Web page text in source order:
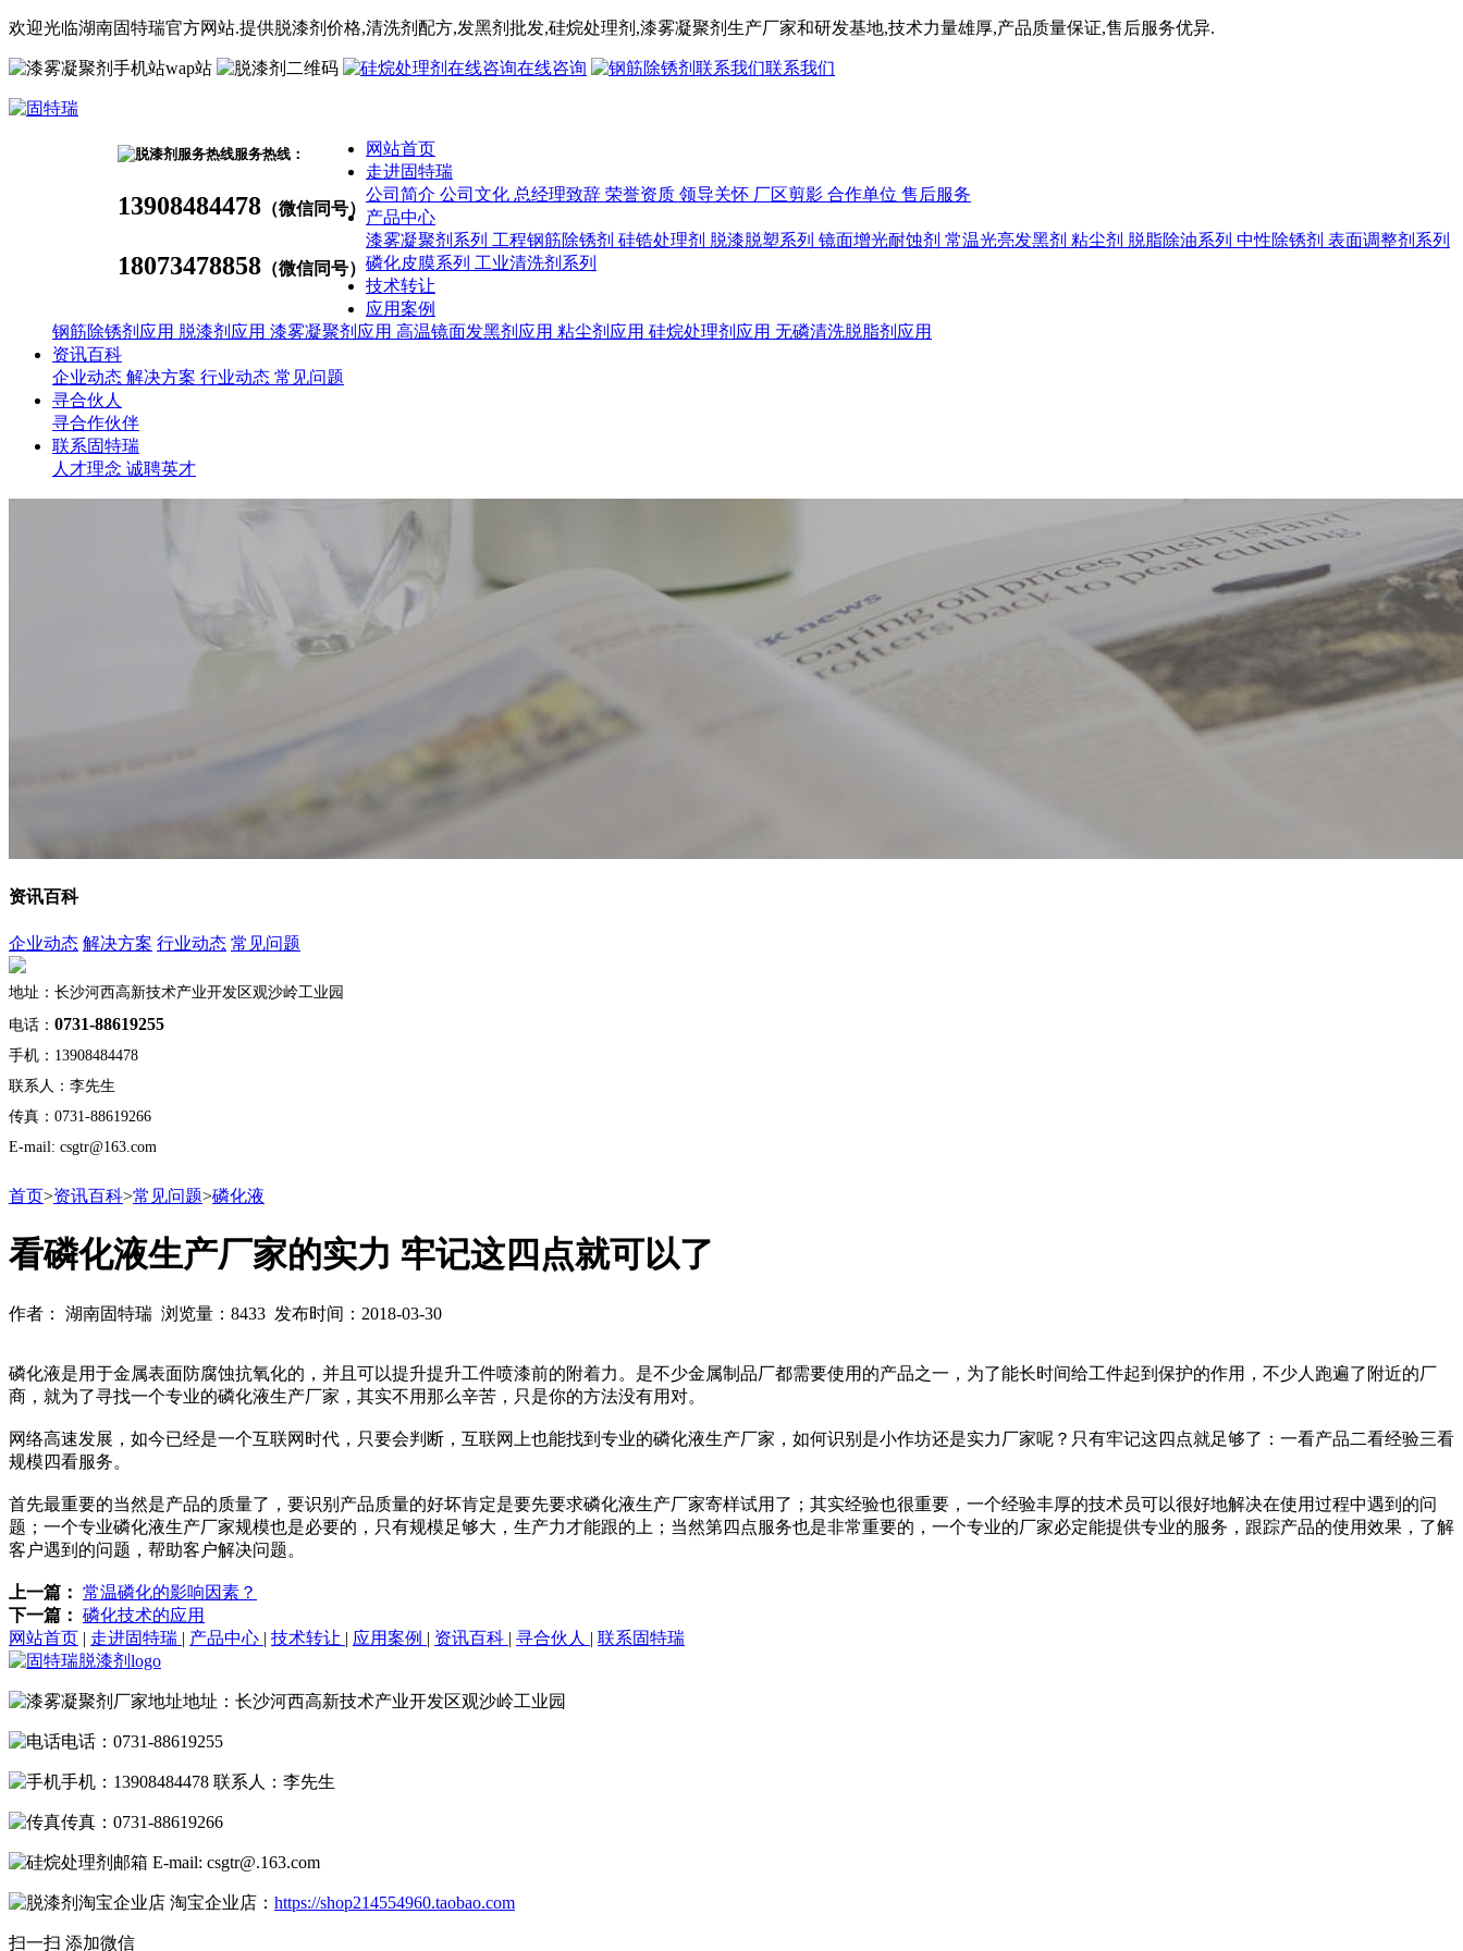
欢迎光临湖南固特瑞官方网站.提供脱漆剂价格,清洗剂 配方,发黑剂 批发,硅烷处理剂 ,漆雾凝聚剂 生产厂家和研发基地,技术力量雄厚,产品质量保证,售后服务优异.
wap站 在线咨询 联系我们
服务热线：
13908484478 （微信同号）
18073478858 （微信同号）
网站首页
走进固特瑞
公司简介 公司文化 总经理致辞 荣誉资质 领导关怀 厂区剪影 合作单位 售后服务
产品中心
漆雾凝聚剂系列 工程钢筋除锈剂 硅锆处理剂 脱漆脱塑系列 镜面增光耐蚀剂 常温光亮发黑剂 粘尘剂 脱脂除油系列 中性除锈剂 表面调整剂系列
磷化皮膜系列 工业清洗剂系列
技术转让
应用案例
钢筋除锈剂应用 脱漆剂应用 漆雾凝聚剂应用 高温镜面发黑剂应用 粘尘剂应用 硅烷处理剂应用 无磷清洗脱脂剂应用
资讯百科
企业动态 解决方案 行业动态 常见问题
寻合伙人
寻合作伙伴
联系固特瑞
人才理念 诚聘英才
资讯百科
企业动态 解决方案 行业动态 常见问题
地址：长沙河西高新技术产业开发区观沙岭工业园
电话： 0731-88619255
手机：13908484478
联系人：李先生
传真：0731-88619266
E-mail: csgtr@163.com
首页>资讯百科>常见问题>磷化液
看磷化液生产厂家的实力 牢记这四点就可以了
作者： 湖南固特瑞 浏览量：8433 发布时间：2018-03-30
磷化液是用于金属表面防腐蚀抗氧化的，并且可以提升提升工件喷漆前的附着力。是不少金属制品厂都需要使用的产品之一，为了能长时间给工件起到保护的作用，不少人跑遍了附近的厂
商，就为了寻找一个专业的磷化液生产厂家，其实不用那么辛苦，只是你的方法没有用对。
网络高速发展，如今已经是一个互联网时代，只要会判断，互联网上也能找到专业的磷化液生产厂家，如何识别是小作坊还是实力厂家呢？只有牢记这四点就足够了：一看产品二看经验三看
规模四看服务。
首先最重要的当然是产品的质量了，要识别产品质量的好坏肯定是要先要求磷化液生产厂家寄样试用了；其实经验也很重要，一个经验丰厚的技术员可以很好地解决在使用过程中遇到的问
题；一个专业磷化液生产厂家规模也是必要的，只有规模足够大，生产力才能跟的上；当然第四点服务也是非常重要的，一个专业的厂家必定能提供专业的服务，跟踪产品的使用效果，了解
客户遇到的问题，帮助客户解决问题。
上一篇： 常温磷化的影响因素？
下一篇： 磷化技术的应用
网站首页 | 走进固特瑞 | 产品中心 | 技术转让 | 应用案例 | 资讯百科 | 寻合伙人 | 联系固特瑞
地址：长沙河西高新技术产业开发区观沙岭工业园
电话：0731-88619255
手机：13908484478 联系人：李先生
传真：0731-88619266
E-mail: csgtr@.163.com
淘宝企业店： https://shop214554960.taobao.com
扫一扫 添加微信